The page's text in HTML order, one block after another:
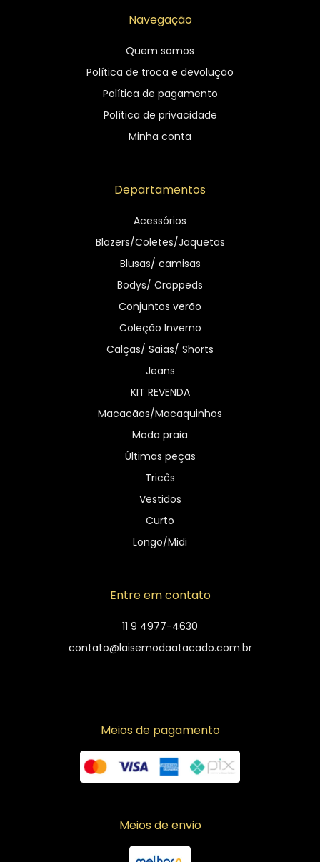
Navegação
Quem somos
Política de troca e devolução
Política de pagamento
Política de privacidade
Minha conta
Departamentos
Acessórios
Blazers/Coletes/Jaquetas
Blusas/ camisas
Bodys/ Croppeds
Conjuntos verão
Coleção Inverno
Calças/ Saias/ Shorts
Jeans
KIT REVENDA
Macacãos/Macaquinhos
Moda praia
Últimas peças
Tricôs
Vestidos
Curto
Longo/Midi
Entre em contato
11 9 4977-4630
contato@laisemodaatacado.com.br
Meios de pagamento
Meios de envio